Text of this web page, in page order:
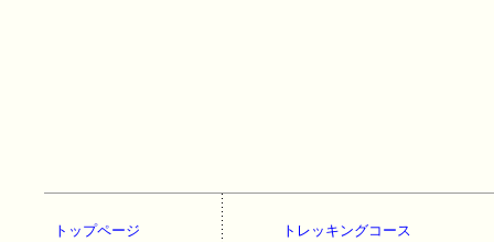
トップページ トレッキングコース